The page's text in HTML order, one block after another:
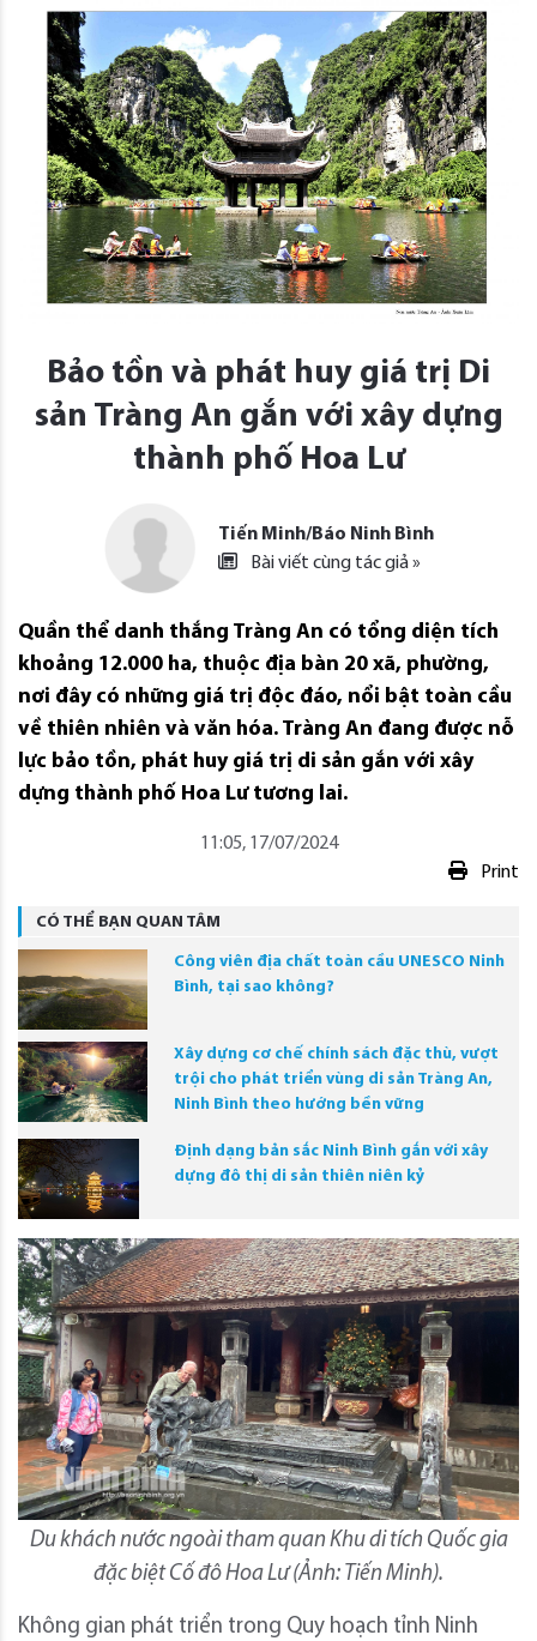
Bảo tồn và phát huy giá trị Di
sản Tràng An gắn với xây dựng
thành phố Hoa Lư
Tiến Minh/Báo Ninh Bình
Bài viết cùng tác giả »
Quần thể danh thắng Tràng An có tổng diện tích
khoảng 12.000 ha, thuộc địa bàn 20 xã, phường,
nơi đây có những giá trị độc đáo, nổi bật toàn cầu
về thiên nhiên và văn hóa. Tràng An đang được nỗ
lực bảo tồn, phát huy giá trị di sản gắn với xây
dựng thành phố Hoa Lư tương lai.
11:05, 17/07/2024
Print
CÓ THỂ BẠN QUAN TÂM
Công viên địa chất toàn cầu UNESCO Ninh
Bình, tại sao không?
Xây dựng cơ chế chính sách đặc thù, vượt
trội cho phát triển vùng di sản Tràng An,
Ninh Bình theo hướng bền vững
Định dạng bản sắc Ninh Bình gắn với xây
dựng đô thị di sản thiên niên kỷ
Du khách nước ngoài tham quan Khu di tích Quốc gia
đặc biệt Cố đô Hoa Lư (Ảnh: Tiến Minh).
Không gian phát triển trong Quy hoạch tỉnh Ninh